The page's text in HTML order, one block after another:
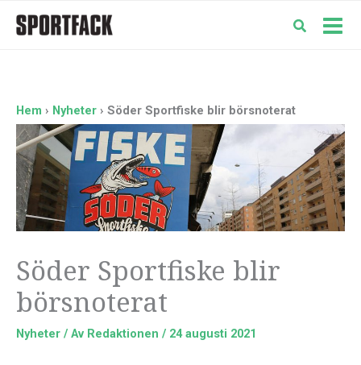
Hem Nyheter Söder Sportfiske blir börsnoterat
Söder Sportfiske blir
börsnoterat
Nyheter / Av Redaktionen / 24 augusti 2021